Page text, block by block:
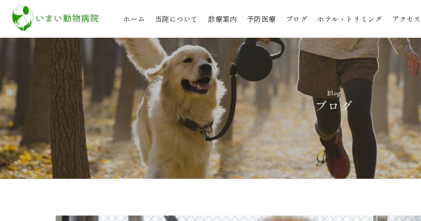
ホーム 当院について 診療案内 予防医療 ブログ ホテル・トリミング アクセス
Blog
ブログ